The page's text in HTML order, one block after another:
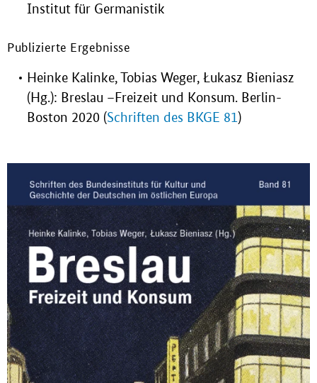
Institut für Germanistik
Publizierte Ergebnisse
Heinke Kalinke, Tobias Weger, Łukasz Bieniasz
(Hg.): Breslau –Freizeit und Konsum. Berlin-
Boston 2020 (Schriften des BKGE 81)